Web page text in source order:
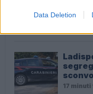
Data Deletion
ULTIME NOTIZIE
17 minuti